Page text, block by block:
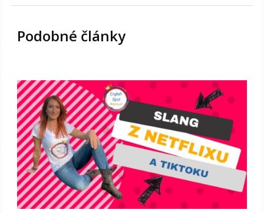
Podobné články